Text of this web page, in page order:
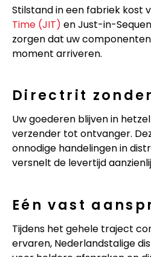
Stilstand in een fabriek kost
Time (JIT) en Just-in-
zorgen dat uw
moment arriveren.
Directrit
Uw goederen blijven in
verzender tot ontvanger.
onnodige handelingen in
versnelt de levertijd
Eén vast
Tijdens het gehele traject
ervaren, Nederlandstalige